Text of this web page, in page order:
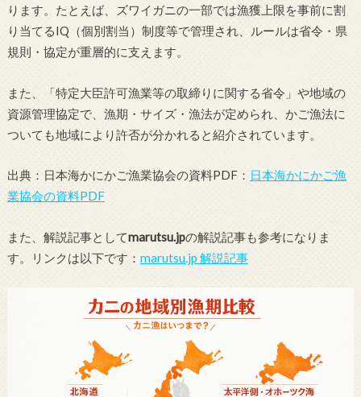
ります。たとえば、ズワイガニの一部では漁獲上限を事前に割
り当てるIQ（個別割当）制度等で管理され、ルールは省令・県
規則・協定が重層的に支えます。
また、「特定大臣許可漁業等の取締りに関する省令」や地域の
資源管理協定で、漁期・サイズ・漁法が定められ、かご漁法に
ついても地域により許否が分かれると紹介されています。
出典：日本海かにかご漁業協会の資料PDF： 日本海かにかご漁
業協会の資料PDF
また、解説記事としてmarutsu.jpの解説記事も参考になりま
す。リンクは以下です： marutsu.jp 解説記事